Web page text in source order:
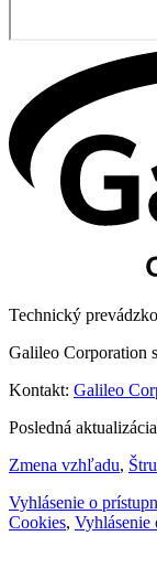
Technický
Galileo Corporation
Kontakt: Galileo
Posledná
Zmena vzhľadu,
Vyhlásenie o
Cookies, Vyhlásenie